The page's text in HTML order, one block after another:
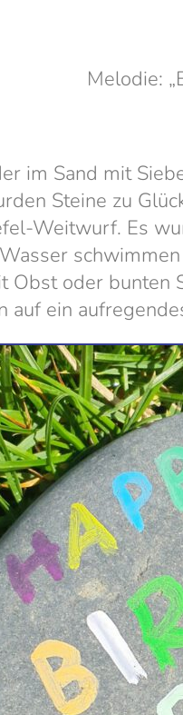
Melodie:
im Sand mit
Steine zu
Weitwurf. Es
Obst oder bunten
auf ein